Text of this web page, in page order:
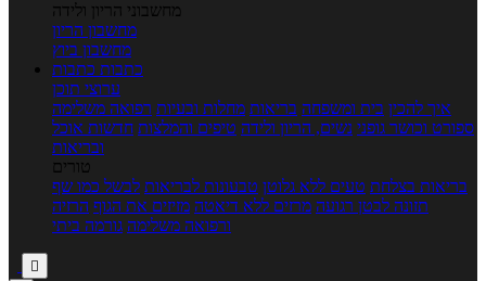
מחשבוני הריון ולידה
מחשבון הריון
מחשבון ביוץ
כתבות כתבות
ערוצי תוכן
איך להכין בית ומשפחה בריאות מחלות ובעיות רפואה משלימה
ספורט וכושר גופני נשים, הריון ולידה טיפים והמלצות חדשות אוכל
ובריאות
טורים
בריאות בצלחת טעים ללא גלוטן טבעונות לבריאות לבשל כמו שף
תזונה לבטן רגועה מרזים ללא דיאטה מזיזים את הגוף הרזיה
ורפואה משלימה גורמה ביתי
